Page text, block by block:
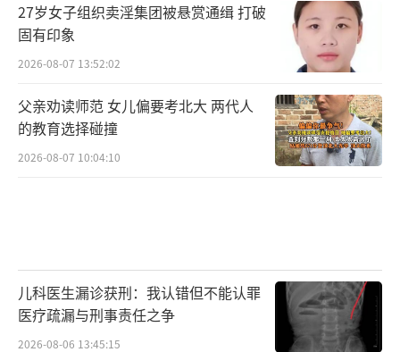
叹气，确实是因为焦虑、紧张、压力等等
情绪，但与其说叹气是一种糟糕的信号，不如
说是我们的身体在积极自救。
正如前文所说，适当的叹气能有助于减少
负面情绪。在从糟糕的状态转向更舒适的状态
时，叹气也能有助于我们更好完成这次情绪爬
除了情绪上的改变，科学家们的进一步研
究还发现，叹息，还有助于提高我们的认知能
27岁女子组织卖淫集团被悬赏通缉 打破
固有印象
2026-08-07 13:52:02
父亲劝读师范 女儿偏要考北大 两代人
的教育选择碰撞
2026-08-07 10:04:10
儿科医生漏诊获刑：我认错但不能认罪
医疗疏漏与刑事责任之争
2026-08-06 13:45:15